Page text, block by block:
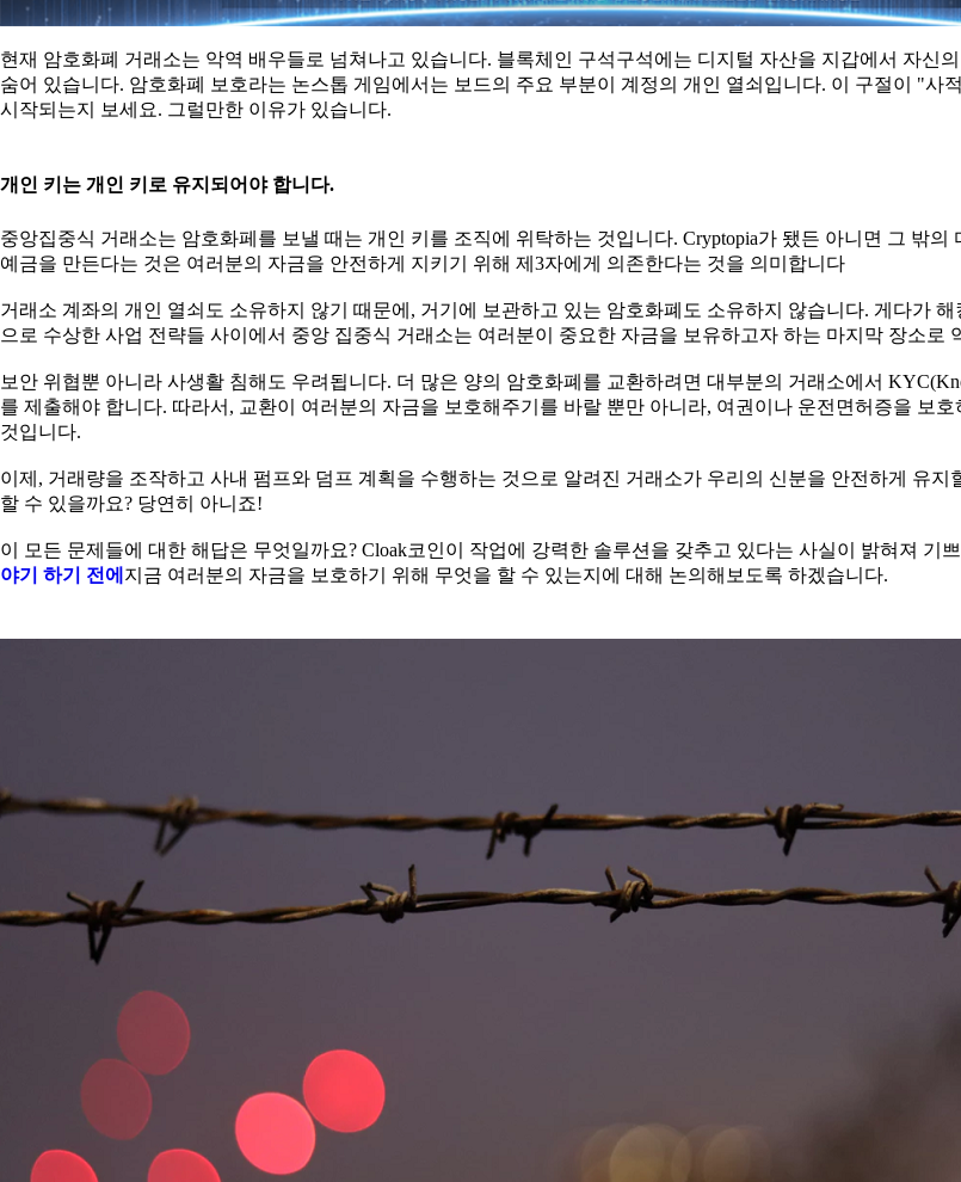
현재 암호화폐 거래소는 악역 배우들로 넘쳐나고 있습니다. 블록체인 구석구석에는 디지털 자산을 지갑에서 자신
숨어 있습니다. 암호화폐 보호라는 논스톱 게임에서는 보드의 주요 부분이 계정의 개인 열쇠입니다. 이 구절이 "사
시작되는지 보세요. 그럴만한 이유가 있습니다.
개인 키는 개인 키로 유지되어야 합니다.
중앙집중식 거래소는 암호화페를 보낼 때는 개인 키를 조직에 위탁하는 것입니다. Cryptopia가 됐든 아니면 그 밖의
예금을 만든다는 것은 여러분의 자금을 안전하게 지키기 위해 제3자에게 의존한다는 것을 의미합니다
거래소 계좌의 개인 열쇠도 소유하지 않기 때문에, 거기에 보관하고 있는 암호화폐도 소유하지 않습니다. 게다가
으로 수상한 사업 전략들 사이에서 중앙 집중식 거래소는 여러분이 중요한 자금을 보유하고자 하는 마지막 장소로
보안 위협뿐 아니라 사생활 침해도 우려됩니다. 더 많은 양의 암호화폐를 교환하려면 대부분의 거래소에서
를 제출해야 합니다. 따라서, 교환이 여러분의 자금을 보호해주기를 바랄 뿐만 아니라, 여권이나 운전면허증을 보
것입니다.
이제, 거래량을 조작하고 사내 펌프와 덤프 계획을 수행하는 것으로 알려진 거래소가 우리의 신분을 안전하게 유지
할 수 있을까요? 당연히 아니죠!
이 모든 문제들에 대한 해답은 무엇일까요? Cloak코인이 작업에 강력한 솔루션을 갖추고 있다는 사실이 밝혀져 기
야기 하기 전에 지금 여러분의 자금을 보호하기 위해 무엇을 할 수 있는지에 대해 논의해보도록 하겠습니다.